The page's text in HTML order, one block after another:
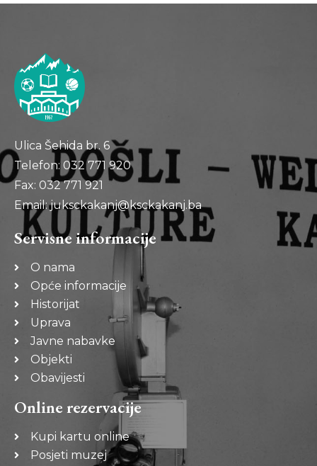
Ulica Šehida br. 6
Telefon: 032 771 920
Fax: 032 771 921
Email: juksckakanj@ksckakanj.ba
Servisne informacije
O nama
Opće informacije
Historijat
Uprava
Javne nabavke
Objekti
Obavijesti
Online rezervacije
Kupi kartu online
Posjeti muzej